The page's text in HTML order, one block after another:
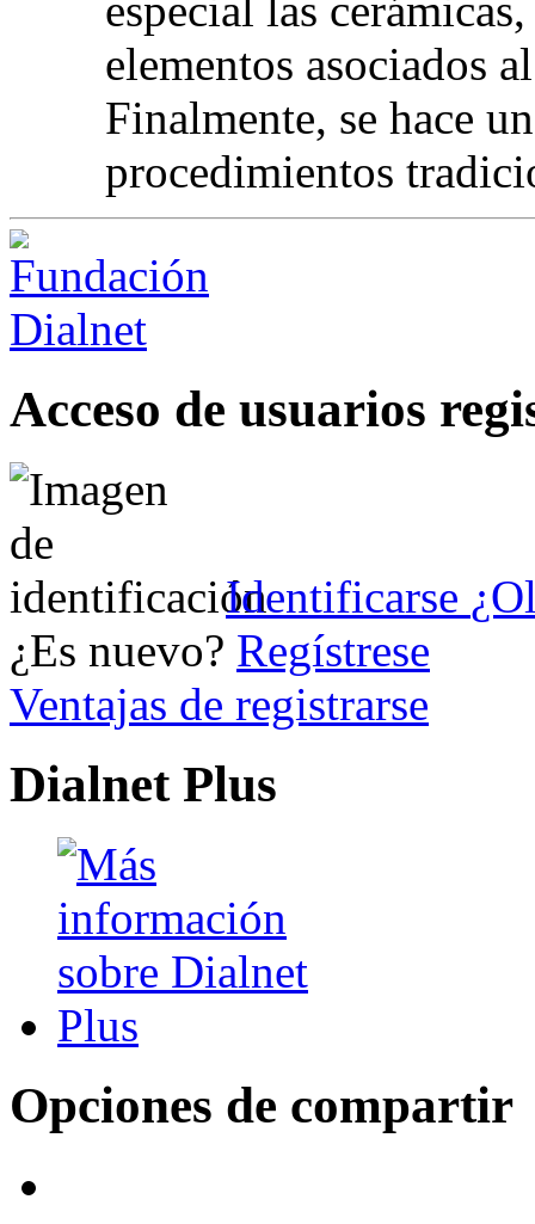
especial las
elementos asociados
Finalmente, se hace
procedimientos
Acceso de usuarios
Identificarse
¿Es nuevo? Regístrese
Ventajas de registrarse
Dialnet Plus
Opciones de compartir